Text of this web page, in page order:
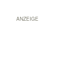
ANZEIGE